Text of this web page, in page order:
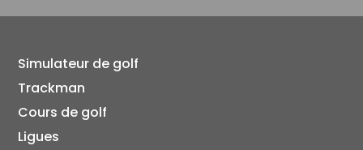
Simulateur de golf
Trackman
Cours de golf
Ligues